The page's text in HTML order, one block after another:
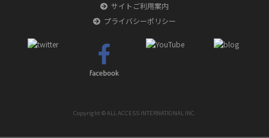
サイトご利用案内
プライバシーポリシー
Copyright © ALL ACCESS INTERNATIONAL INC.